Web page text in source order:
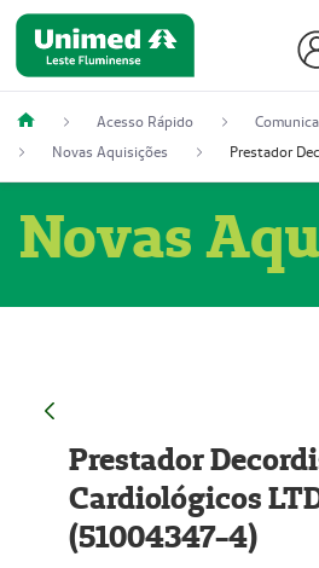
Acesso Rápido
Novas Aquisições
Novas
Prestador
Cardiológicos
(51004347-4)